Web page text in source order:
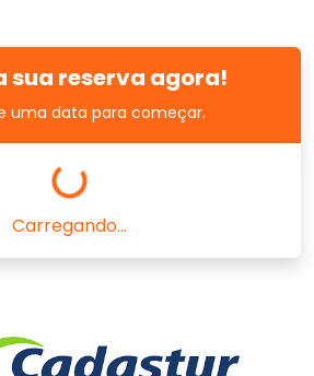
sua reserva agora!
uma data para começar.
Carregando...